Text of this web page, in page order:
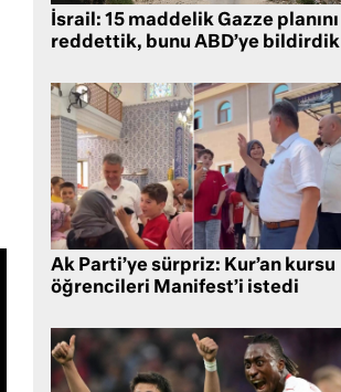
İsrail: 15 maddelik Gazze planını
reddettik, bunu ABD’ye bildirdik
Ak Parti’ye sürpriz: Kur’an kursu
öğrencileri Manifest’i istedi